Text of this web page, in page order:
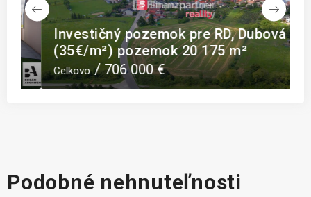
Investičný pozemok pre RD, Dubová
(35€/m²) pozemok 20 175 m²
Celkovo 706 000 €
Podobné nehnuteľnosti